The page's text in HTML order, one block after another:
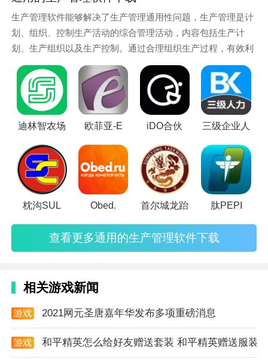
-即将提供更多文件类型支持…
Joy Reader旨在为每个用户提供最大的便利，如果您有
info@pulsedna.com
生产管理软件能够解决了生产管理通用性问题，生产管理是计
划、组织、控制生产活动的综合管理活动，内容包括生产计
划、生产组织以及生产控制。通过合理组织生产过程，有效利
用生产资源，经济合理地进行生产活动，以达到预期的生产目
标，下面是本站一些生产管理软件！
迪林智农场 欧菲亚-E iDO合伙 三级企业人
枕沟SUL Obed. 首尔城龙跆 肽PEPI
查看更多通用的生产管理软件下载
相关游戏新闻
游戏
2021网元圣唐嘉年华发布多项重磅消息
游戏
和平精英怎么给好友赠送套装 和平精英赠送服装